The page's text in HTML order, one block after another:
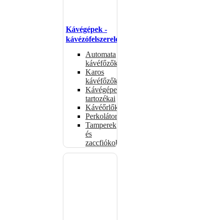
Kávégépek -
kávézófelszerelés
Automata
kávéfőzők
Karos
kávéfőzők
Kávégépek
tartozékai
Kávéőrlők
Perkolátorok
Tamperek
és
zaccfiókok